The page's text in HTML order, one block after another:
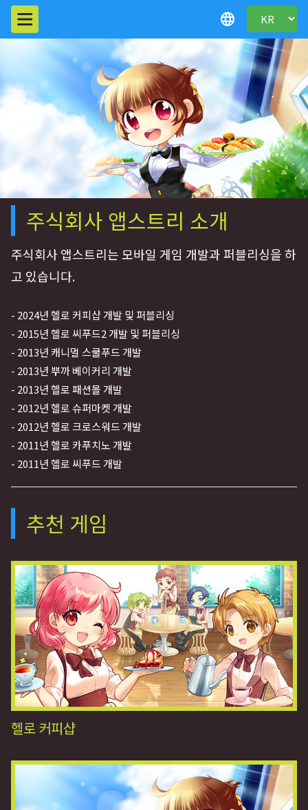
language
주식회사 앱스트리 소개
주식회사 앱스트리는 모바일 게임 개발과 퍼블리싱을 하
고 있습니다.
- 2024년 헬로 커피샵 개발 및 퍼블리싱
- 2015년 헬로 씨푸드2 개발 및 퍼블리싱
- 2013년 캐니멀 스쿨푸드 개발
- 2013년 뿌까 베이커리 개발
- 2013년 헬로 패션몰 개발
- 2012년 헬로 슈퍼마켓 개발
- 2012년 헬로 크로스워드 개발
- 2011년 헬로 카푸치노 개발
- 2011년 헬로 씨푸드 개발
추천 게임
헬로 커피샵